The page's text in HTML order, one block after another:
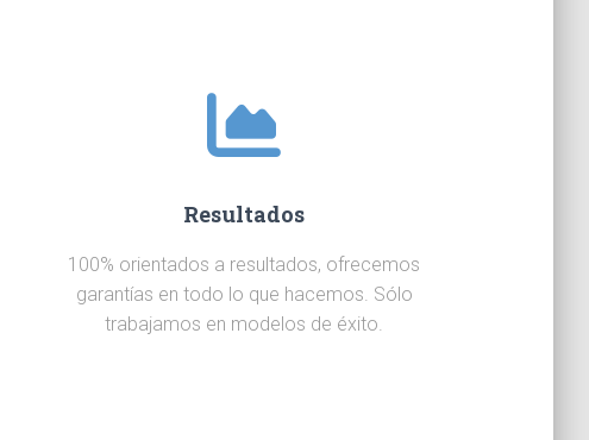
Resultados
100% orientados a resultados, ofrecemos
garantías en todo lo que hacemos. Sólo
trabajamos en modelos de éxito.